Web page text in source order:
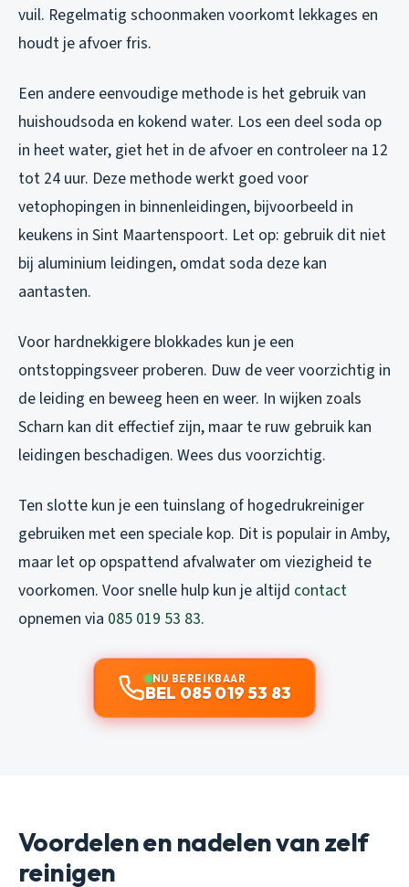
vuil. Regelmatig schoonmaken voorkomt lekkages en
houdt je afvoer fris.
Een andere eenvoudige methode is het gebruik van
huishoudsoda en kokend water. Los een deel soda op
in heet water, giet het in de afvoer en controleer na 12
tot 24 uur. Deze methode werkt goed voor
vetophopingen in binnenleidingen, bijvoorbeeld in
keukens in Sint Maartenspoort. Let op: gebruik dit niet
bij aluminium leidingen, omdat soda deze kan
aantasten.
Voor hardnekkigere blokkades kun je een
ontstoppingsveer proberen. Duw de veer voorzichtig in
de leiding en beweeg heen en weer. In wijken zoals
Scharn kan dit effectief zijn, maar te ruw gebruik kan
leidingen beschadigen. Wees dus voorzichtig.
Ten slotte kun je een tuinslang of hogedrukreiniger
gebruiken met een speciale kop. Dit is populair in Amby,
maar let op opspattend afvalwater om viezigheid te
voorkomen. Voor snelle hulp kun je altijd contact
opnemen via 085 019 53 83.
NU BEREIKBAAR
BEL 085 019 53 83
Voordelen en nadelen van zelf
reinigen